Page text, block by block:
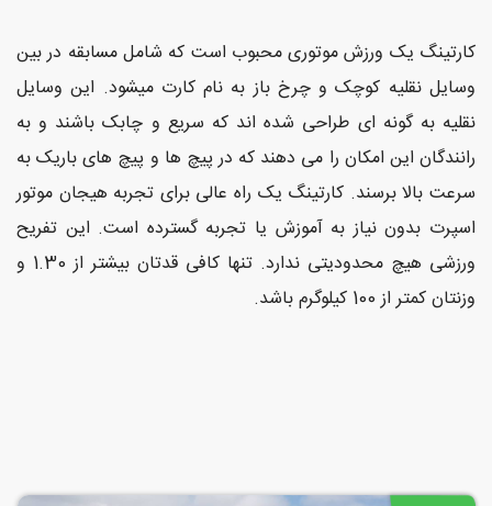
رستوران
و کافی
شاپ
کارتینگ یک ورزش موتوری محبوب است که شامل مسابقه در بین
وسایل نقلیه کوچک و چرخ باز به نام کارت میشود. این وسایل
نقلیه به گونه ای طراحی شده اند که سریع و چابک باشند و به
رانندگان این امکان را می دهند که در پیچ ها و پیچ های باریک به
سرعت بالا برسند. کارتینگ یک راه عالی برای تجربه هیجان موتور
اسپرت بدون نیاز به آموزش یا تجربه گسترده است. این تفریح
ورزشی هیچ محدودیتی ندارد. تنها کافی قدتان بیشتر از 1.30 و
وزنتان کمتر از 100 کیلوگرم باشد.